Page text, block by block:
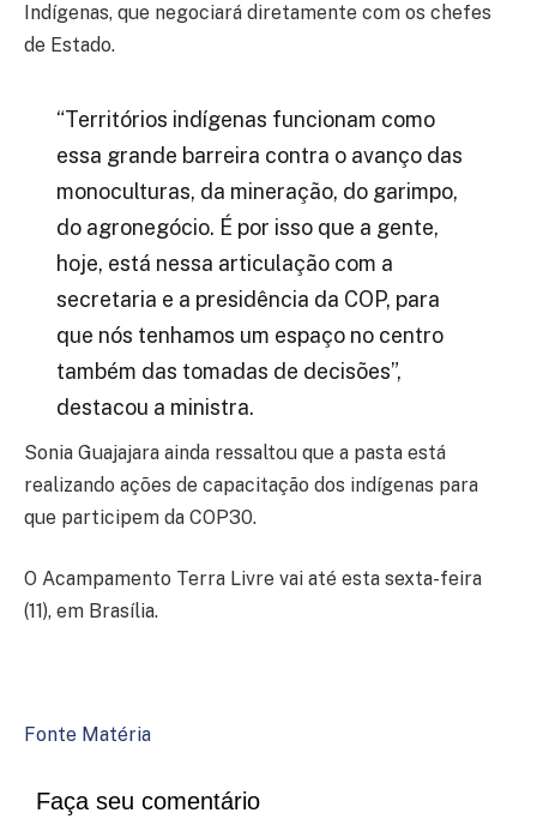
Indígenas, que negociará diretamente com os chefes
de Estado.
“Territórios indígenas funcionam como
essa grande barreira contra o avanço das
monoculturas, da mineração, do garimpo,
do agronegócio. É por isso que a gente,
hoje, está nessa articulação com a
secretaria e a presidência da COP, para
que nós tenhamos um espaço no centro
também das tomadas de decisões”,
destacou a ministra.
Sonia Guajajara ainda ressaltou que a pasta está
realizando ações de capacitação dos indígenas para
que participem da COP30.
O Acampamento Terra Livre vai até esta sexta-feira
(11), em Brasília.
Fonte Matéria
Faça seu comentário